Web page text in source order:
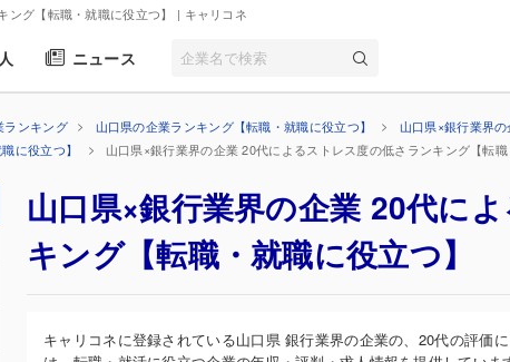
グ【転職・就職に役立つ】 | キャリコネ
ニュース
ランキング 山口県の企業ランキング【転職・就職に役立つ】
山口県×銀行業界
に役立つ】
山口県×銀行業界の企業 20代によるストレス度の低さランキング【転職
山口県×銀行業界の企業 20代に
キング【転職・就職に役立つ】
キャリコネに登録されている山口県 銀行業界の企業の、20代の評価